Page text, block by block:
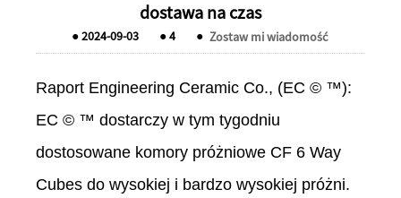
dostawa na czas
●2024-09-03 ●4 ● Zostaw mi wiadomość
Raport Engineering Ceramic Co., (EC © ™):
EC © ™ dostarczy w tym tygodniu
dostosowane komory próżniowe CF 6 Way
Cubes do wysokiej i bardzo wysokiej próżni.